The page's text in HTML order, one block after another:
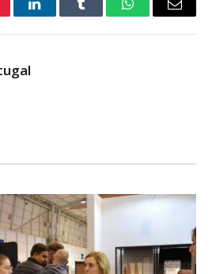
LinkedInTumblr WhatsAppEmail